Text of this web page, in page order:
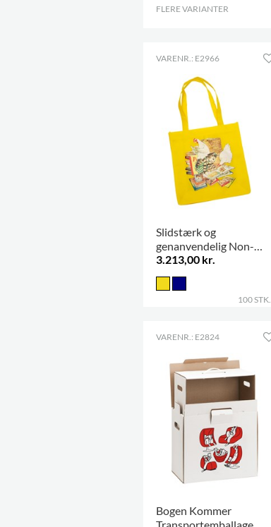
FLERE VARIANTER
VARENR.: E2966
Slidstærk og
genanvendelig Non-
Woven pose
3.213,00 kr.
100 STK.
VARENR.: E2824
Bogen Kommer